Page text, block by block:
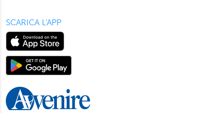
SCARICA L'APP